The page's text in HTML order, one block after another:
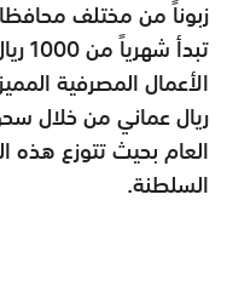
زبوناً من مختلف
ريال عماني من خلال
العام بحيث تتوزع هذه
السلطنة.